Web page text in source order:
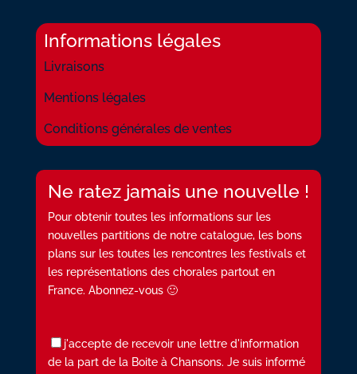
Informations légales
Livraisons
Mentions légales
Conditions générales de ventes
Ne ratez jamais une nouvelle !
Pour obtenir toutes les informations sur les
nouvelles partitions de notre catalogue, les bons
plans sur les toutes les rencontres les festivals et
les représentations des chorales partout en
France. Abonnez-vous 🙂
j'accepte de recevoir une lettre d'information
de la part de la Boite à Chansons. Je suis informé